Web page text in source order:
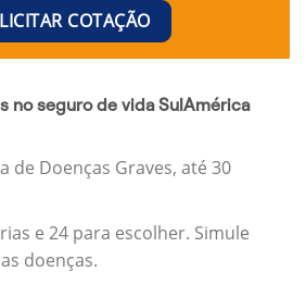
COTAÇÃO
no seguro de vida SulAmérica
de Doenças Graves, até 30
e 24 para escolher. Simule
doenças.